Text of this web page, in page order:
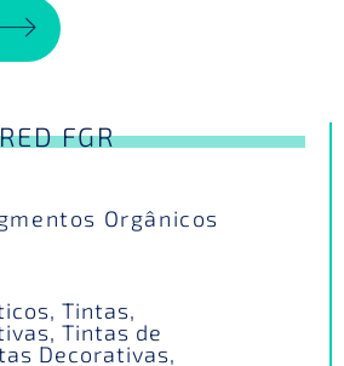
FGR
Orgânicos
, Tintas,
, Tintas de
Decorativas,